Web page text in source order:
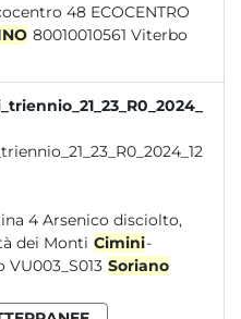
LOC....Ecocentro 48 ECOCENTRO
80010010561 Viterbo
Unità dei Monti Cimini-
VU003_S013 Soriano